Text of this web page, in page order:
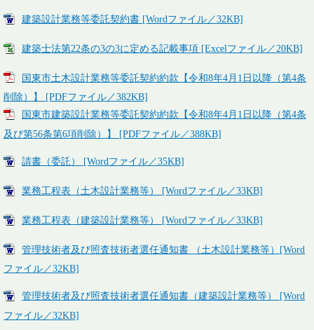
建築設計業務等委託契約書 [Wordファイル／32KB]
建築士法第22条の3の3に定める記載事項 [Excelファイル／20KB]
国東市土木設計業務等委託契約約款【令和8年4月1日以降（第4条
削除）】 [PDFファイル／382KB]
国東市建築設計業務等委託契約約款【令和8年4月1日以降（第4条
及び第56条第6項削除）】 [PDFファイル／388KB]
請書（委託） [Wordファイル／35KB]
業務工程表（土木設計業務等） [Wordファイル／33KB]
業務工程表（建築設計業務等） [Wordファイル／33KB]
管理技術者及び照査技術者選任通知書 （土木設計業務等）[Word
ファイル／32KB]
管理技術者及び照査技術者選任通知書（建築設計業務等） [Word
ファイル／32KB]